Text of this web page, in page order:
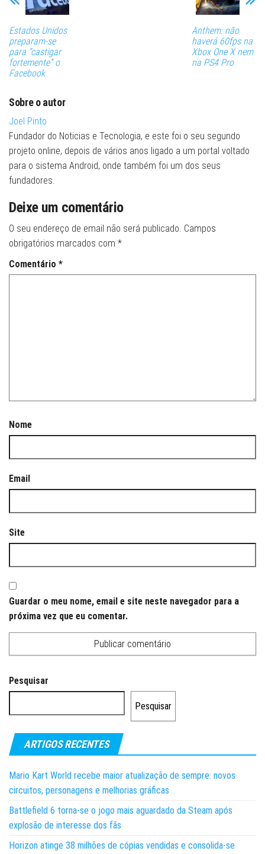
Estados Unidos
preparam-se
para “castigar
fortemente” o
Facebook
Anthem: não
haverá 60fps na
Xbox One X nem
na PS4 Pro
Sobre o autor
Joel Pinto
Fundador do Noticias e Tecnologia, e este foi o seu segundo
projeto online, depois de vários anos ligado a um portal voltado
para o sistema Android, onde também foi um dos seus
fundadores.
Deixe um comentário
O seu endereço de email não será publicado. Campos
obrigatórios marcados com *
Comentário *
Nome
Email
Site
Guardar o meu nome, email e site neste navegador para a
próxima vez que eu comentar.
Pesquisar
Pesquisar
ARTIGOS RECENTES
Mario Kart World recebe maior atualização de sempre: novos
circuitos, personagens e melhorias gráficas
Battlefield 6 torna-se o jogo mais aguardado da Steam após
explosão de interesse dos fãs
Horizon atinge 38 milhões de cópias vendidas e consolida-se